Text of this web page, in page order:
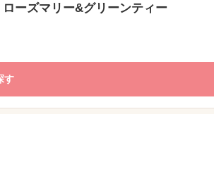
ーズマリー&グリーンティー
す